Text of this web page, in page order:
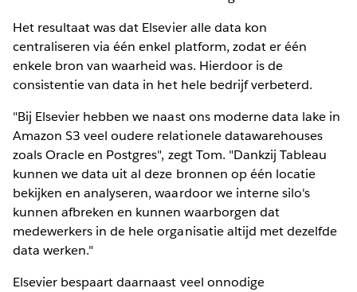
Het resultaat was dat Elsevier alle data kon
centraliseren via één enkel platform, zodat er één
enkele bron van waarheid was. Hierdoor is de
consistentie van data in het hele bedrijf verbeterd.
"Bij Elsevier hebben we naast ons moderne data lake in
Amazon S3 veel oudere relationele datawarehouses
zoals Oracle en Postgres", zegt Tom. "Dankzij Tableau
kunnen we data uit al deze bronnen op één locatie
bekijken en analyseren, waardoor we interne silo's
kunnen afbreken en kunnen waarborgen dat
medewerkers in de hele organisatie altijd met dezelfde
data werken."
Elsevier bespaart daarnaast veel onnodige